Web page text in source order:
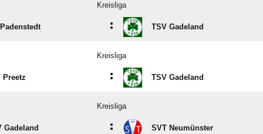
Kreisliga
: TSV Gadeland
Kreisliga
Preetz : TSV Gadeland
Kreisliga
Gadeland : SVT Neumünster